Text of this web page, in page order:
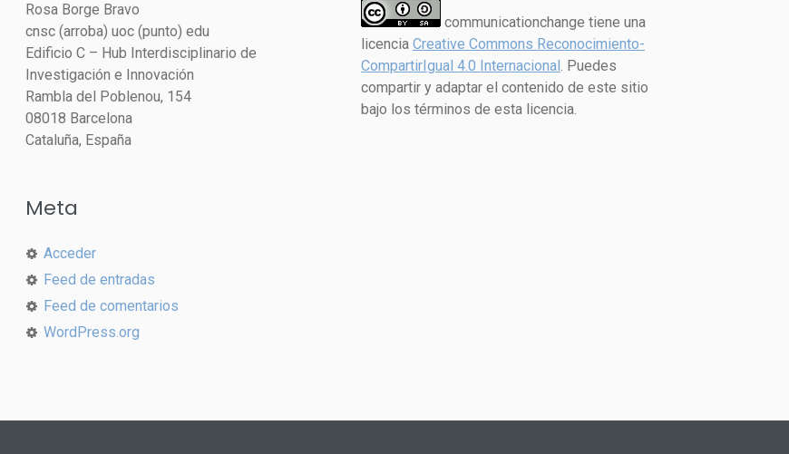
Rosa Borge Bravo
cnsc (arroba) uoc (punto) edu
Edificio C – Hub Interdisciplinario de
Investigación e Innovación
Rambla del Poblenou, 154
08018 Barcelona
Cataluña, España
communicationchange tiene una
licencia Creative Commons Reconocimiento-
CompartirIgual 4.0 Internacional. Puedes
compartir y adaptar el contenido de este sitio
bajo los términos de esta licencia.
Meta
Acceder
Feed de entradas
Feed de comentarios
WordPress.org